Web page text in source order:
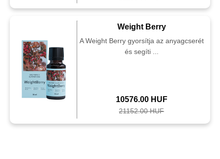
Weight Berry
A Weight Berry gyorsítja az anyagcserét
és segíti ...
10576.00 HUF
21152.00 HUF